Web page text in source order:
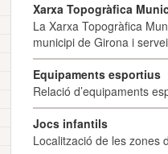
Xarxa Topogràfica
La Xarxa Topogràfica
municipi de Girona i
Equipaments esportius
Relació d’equipaments
Jocs infantils
Localització de les zones